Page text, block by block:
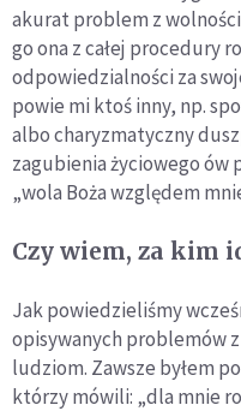
akurat problem z
go ona z całej procedury
odpowiedzialności za
powie mi ktoś inny, np.
albo charyzmatyczny
zagubienia życiowego ów
„wola Boża względem
Czy wiem, za kim
Jak powiedzieliśmy
opisywanych problemów
ludziom. Zawsze byłem
którzy mówili: „dla mnie